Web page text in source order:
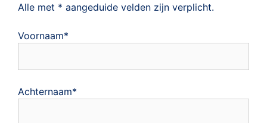
Alle met * aangeduide velden zijn verplicht.
Voornaam*
Achternaam*